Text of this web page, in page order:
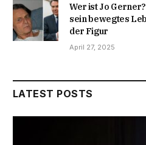
Wer ist Jo
sein bewegtes
der Figur
April 27, 2025
LATEST POSTS